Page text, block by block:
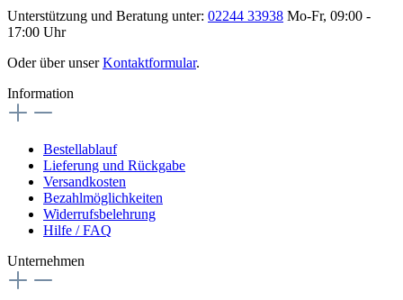
Unterstützung und Beratung unter: 02244 33938 Mo-Fr, 09:00 -
17:00 Uhr
Oder über unserKontaktformular.
Information
Bestellablauf
Lieferung und Rückgabe
Versandkosten
Bezahlmöglichkeiten
Widerrufsbelehrung
Hilfe / FAQ
Unternehmen